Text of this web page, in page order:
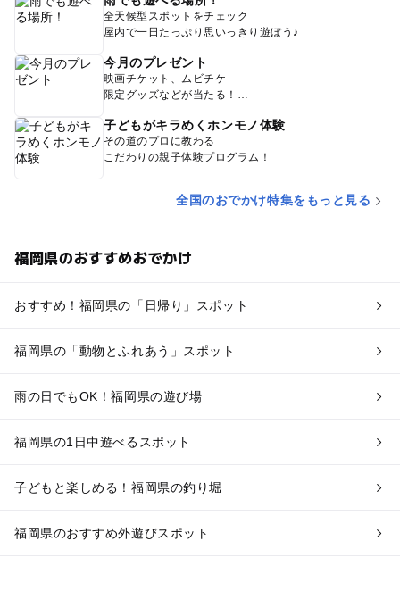
全天候型スポットをチェック
屋内で一日たっぷり思いっきり遊ぼう♪
今月のプレゼント
映画チケット、ムビチケ
限定グッズなどが当たる！
子どもがキラめくホンモノ体験
その道のプロに教わる
こだわりの親子体験プログラム！
全国のおでかけ特集をもっと見る
福岡県のおすすめおでかけ
おすすめ！福岡県の「日帰り」スポット
福岡県の「動物とふれあう」スポット
雨の日でもOK！福岡県の遊び場
福岡県の1日中遊べるスポット
子どもと楽しめる！福岡県の釣り堀
福岡県のおすすめ外遊びスポット